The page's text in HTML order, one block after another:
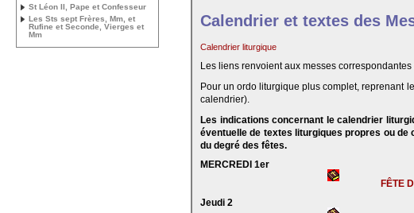
Calendrier et textes des
Calendrier liturgique
Les liens renvoient aux messes
Pour un ordo liturgique plus complet, reprenant
calendrier).
Les indications concernant le calendrier
éventuelle de textes liturgiques propres ou de
du degré des fêtes.
MERCREDI 1er
FÊTE
Jeudi 2
St Léon II, Pape et Confesseur
Les Sts sept Frères, Mm, et
Rufine et Seconde, Vierges et
Mm